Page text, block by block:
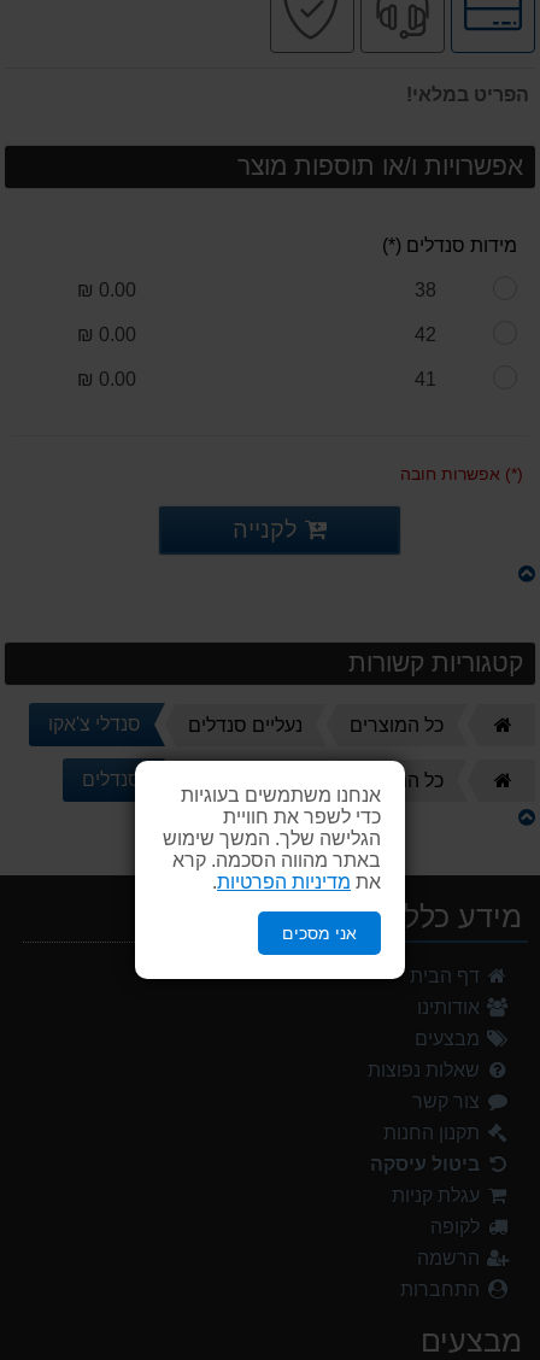
אנחנו משתמשים בעוגיות
כדי לשפר את חוויית
הגלישה שלך. המשך שימוש
באתר מהווה הסכמה. קרא
את מדיניות הפרטיות
אני מסכים
לאפשרויות
תשלומים
מקצועי
הפריט במלאי!
אפשרויות ו/או תוספות מוצר
מידות סנדלים (*)
38
0.00 ₪
42
0.00 ₪
41
0.00 ₪
(*) אפשרות חובה
לקנייה
קטגוריות קשורות
כל המוצרים נעליים סנדלים סנדלי צ'אקו
כל המוצרים סנדלים
מידע כללי
דף הבית
אודותינו
מבצעים
שאלות נפוצות
צור קשר
תקנון החנות
ביטול עיסקה
עגלת קניות
לקופה
הרשמה
התחברות
מבצעים